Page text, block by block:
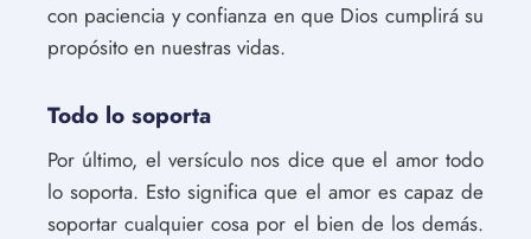
con paciencia y confianza en que Dios cumplirá su
propósito en nuestras vidas.
Todo lo soporta
Por último, el versículo nos dice que el amor todo
lo soporta. Esto significa que el amor es capaz de
soportar cualquier cosa por el bien de los demás.